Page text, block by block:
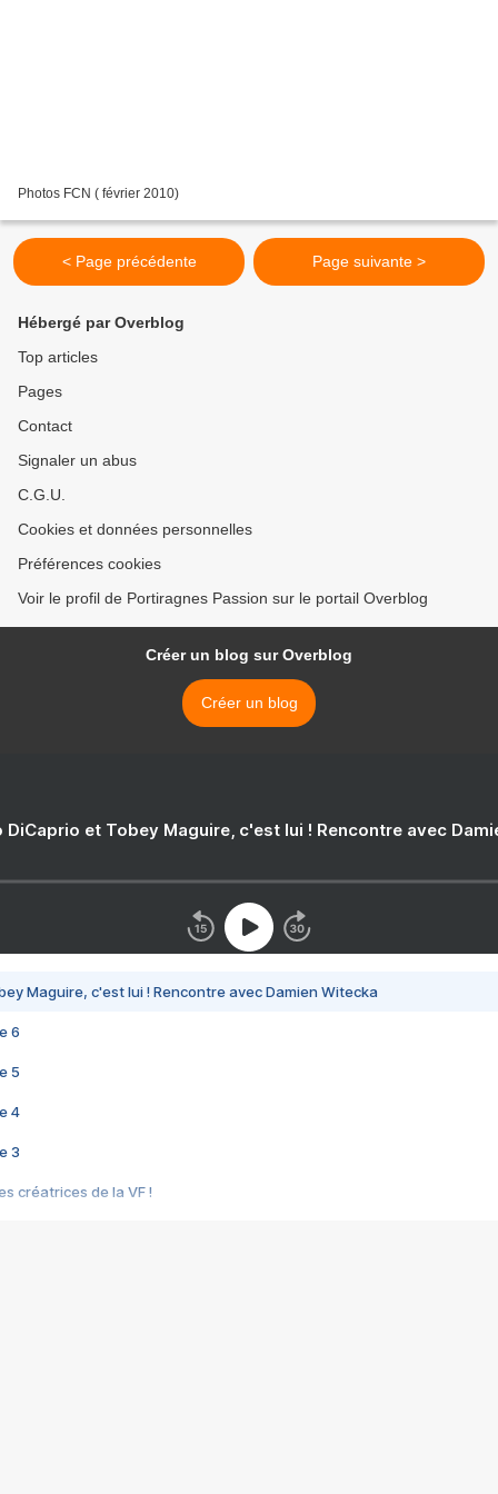
Photos FCN ( février 2010)
< Page précédente Page suivante >
Hébergé par Overblog
Top articles
Pages
Contact
Signaler un abus
C.G.U.
Cookies et données personnelles
Préférences cookies
Voir le profil de Portiragnes Passion sur le portail Overblog
Créer un blog sur Overblog
Créer un blog
DiCaprio et Tobey Maguire, c'est lui ! Rencontre avec
Maguire, c'est lui ! Rencontre avec Damien Witecka
6
5
4
3
créatrices de la VF !